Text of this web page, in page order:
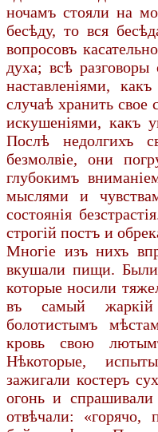
ночамъ стояли на
бесѣду, то вся
вопросовъ
духа; всѣ
наставленіями,
случаѣ хранить свое
искушеніями, какъ
Послѣ недолгихъ
безмолвіе, они
глубокимъ
мыслями и
состоянія
строгій постъ и
Многіе изъ нихъ
вкушали пищи. Были
которые носили
въ самый
болотистымъ
кровь свою
Нѣкоторые,
зажигали костеръ
огонь и
отвѣчали: